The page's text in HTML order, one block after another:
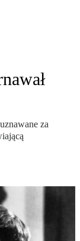
za